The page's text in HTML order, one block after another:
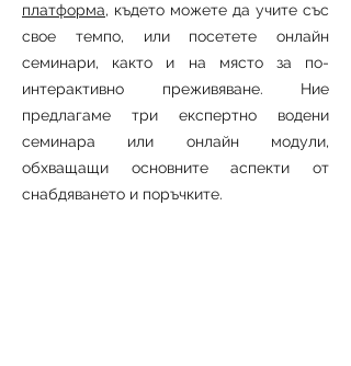
платформа, където можете да учите със
свое темпо, или посетете онлайн
семинари, както и на място за по-
интерактивно преживяване. Ние
предлагаме три експертно водени
семинара или онлайн модули,
обхващащи основните аспекти от
снабдяването и поръчките.